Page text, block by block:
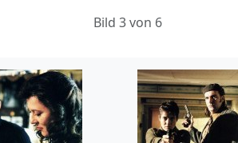
Bild 3 von 6